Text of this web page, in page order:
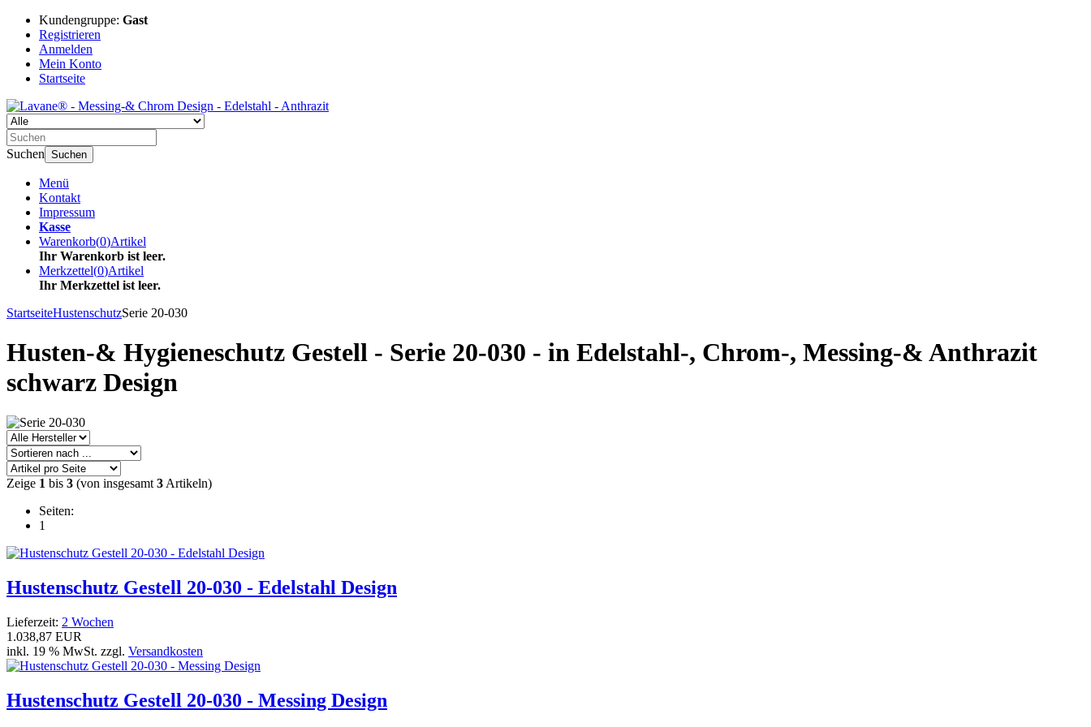
Kundengruppe: Gast
Registrieren
Anmelden
Mein Konto
Startseite
Suchen Suchen
Menü
Kontakt
Impressum
Kasse
Warenkorb(0)Artikel
Ihr Warenkorb ist leer.
Merkzettel(0)Artikel
Ihr Merkzettel ist leer.
StartseiteHustenschutzSerie 20-030
Husten-& Hygieneschutz Gestell - Serie 20-030 - in Edelstahl-, Chrom-, Messing-& Anthrazit
schwarz Design
Zeige 1 bis 3 (von insgesamt 3 Artikeln)
Seiten:
1
Hustenschutz Gestell 20-030 - Edelstahl Design
Lieferzeit: 2 Wochen
1.038,87 EUR
inkl. 19 % MwSt. zzgl. Versandkosten
Hustenschutz Gestell 20-030 - Messing Design